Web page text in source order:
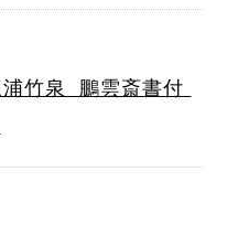
浦竹泉 鵬雲斎書付